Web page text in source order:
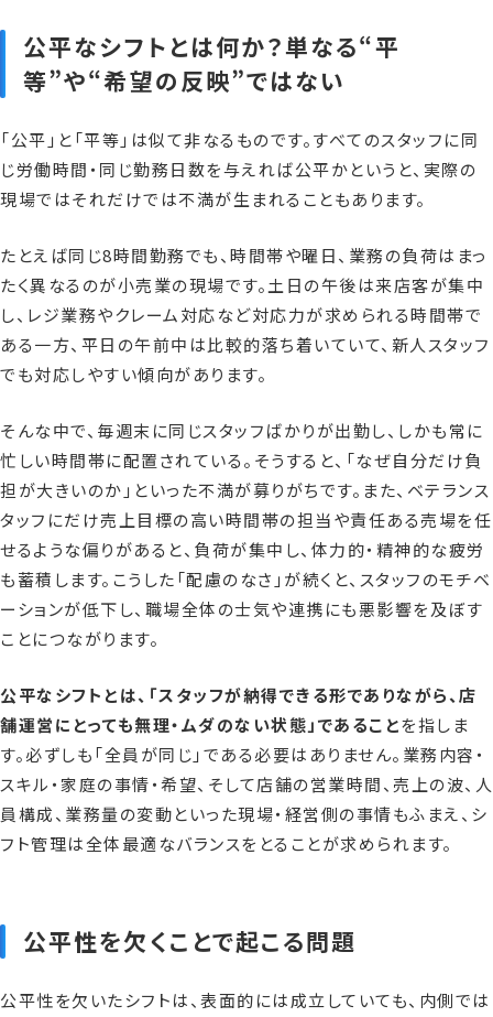
公平なシフトとは何か？単なる“平
等”や“希望の反映”ではない
「公平」と「平等」は似て非なるものです。すべてのスタッフに同
じ労働時間・同じ勤務日数を与えれば公平かというと、実際の
現場ではそれだけでは不満が生まれることもあります。
たとえば同じ8時間勤務でも、時間帯や曜日、業務の負荷はまっ
たく異なるのが小売業の現場です。土日の午後は来店客が集中
し、レジ業務やクレーム対応など対応力が求められる時間帯で
ある一方、平日の午前中は比較的落ち着いていて、新人スタッフ
でも対応しやすい傾向があります。
そんな中で、毎週末に同じスタッフばかりが出勤し、しかも常に
忙しい時間帯に配置されている。そうすると、「なぜ自分だけ負
担が大きいのか」といった不満が募りがちです。また、ベテランス
タッフにだけ売上目標の高い時間帯の担当や責任ある売場を任
せるような偏りがあると、負荷が集中し、体力的・精神的な疲労
も蓄積します。こうした「配慮のなさ」が続くと、スタッフのモチベ
ーションが低下し、職場全体の士気や連携にも悪影響を及ぼす
ことにつながります。
公平なシフトとは、「スタッフが納得できる形でありながら、店
舗運営にとっても無理・ムダのない状態」であることを指しま
す。必ずしも「全員が同じ」である必要はありません。業務内容・
スキル・家庭の事情・希望、そして店舗の営業時間、売上の波、人
員構成、業務量の変動といった現場・経営側の事情もふまえ、シ
フト管理は全体最適なバランスをとることが求められます。
公平性を欠くことで起こる問題
公平性を欠いたシフトは、表面的には成立していても、内側では